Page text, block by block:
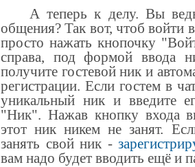
А теперь к делу. Вы ведь
общения? Так вот, чтоб войти
просто нажать кнопочку
справа, под формой ввода
получите гостевой ник и
регистрации. Если гостем в
уникальный ник и введите
"Ник". Нажав кнопку входа
этот ник никем не занят.
занять свой ник -
вам надо будет вводить ещё и